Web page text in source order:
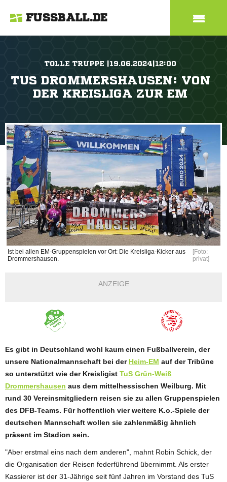
FUSSBALL.DE
TOLLE TRUPPE |19.06.2024|12:00
TUS DROMMERSHAUSEN: VON
DER KREISLIGA ZUR EM
Ist bei allen EM-Gruppenspielen vor Ort: Die Kreisliga-Kicker aus
Drommershausen.
[Foto:
privat]
ANZEIGE
Es gibt in Deutschland wohl kaum einen Fußballverein, der
unsere Nationalmannschaft bei der Heim-EM auf der Tribüne
so unterstützt wie der Kreisligist TuS Grün-Weiß
Drommershausen aus dem mittelhessischen Weilburg. Mit
rund 30 Vereinsmitgliedern reisen sie zu allen Gruppenspielen
des DFB-Teams. Für hoffentlich vier weitere K.o.-Spiele der
deutschen Mannschaft wollen sie zahlenmäßig ähnlich
präsent im Stadion sein.
"Aber erstmal eins nach dem anderen", mahnt Robin Schick, der
die Organisation der Reisen federführend übernimmt. Als erster
Kassierer ist der 31-Jährige seit fünf Jahren im Vorstand des TuS